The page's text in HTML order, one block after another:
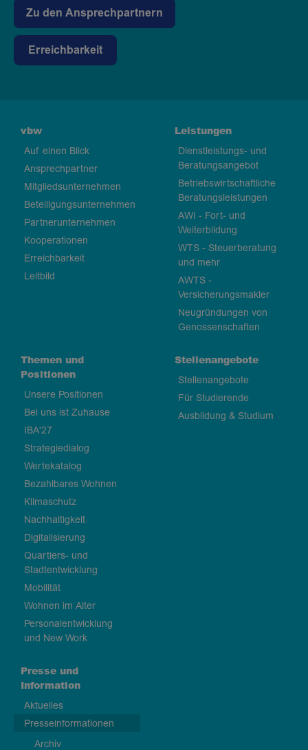
Zu den Ansprechpartnern
Erreichbarkeit
vbw
Auf einen Blick
Ansprechpartner
Mitgliedsunternehmen
Beteiligungsunternehmen
Partnerunternehmen
Kooperationen
Erreichbarkeit
Leitbild
Leistungen
Dienstleistungs- und
Beratungsangebot
Betriebswirtschaftliche
Beratungsleistungen
AWI - Fort- und
Weiterbildung
WTS - Steuerberatung
und mehr
AWTS -
Versicherungsmakler
Neugründungen von
Genossenschaften
Themen und
Positionen
Unsere Positionen
Bei uns ist Zuhause
IBA'27
Strategiedialog
Wertekatalog
Bezahlbares Wohnen
Klimaschutz
Nachhaltigkeit
Digitalisierung
Quartiers- und
Stadtentwicklung
Mobilität
Wohnen im Alter
Personalentwicklung
und New Work
Stellenangebote
Stellenangebote
Für Studierende
Ausbildung & Studium
Presse und
Information
Aktuelles
Presseinformationen
Archiv